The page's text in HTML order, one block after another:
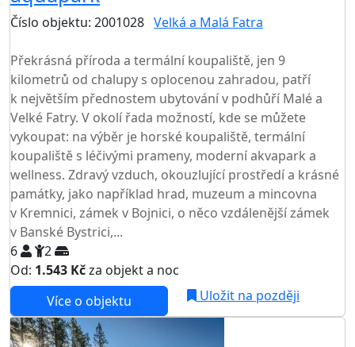
Číslo objektu: 2001028 Velká a Malá Fatra
Překrásná příroda a termální koupaliště, jen 9
kilometrů od chalupy s oplocenou zahradou, patří
k největším přednostem ubytování v podhůří Malé a
Velké Fatry. V okolí řada možností, kde se můžete
vykoupat: na výběr je horské koupaliště, termální
koupaliště s léčivými prameny, moderní akvapark a
wellness. Zdravý vzduch, okouzlující prostředí a krásné
památky, jako například hrad, muzeum a mincovna
v Kremnici, zámek v Bojnici, o něco vzdálenější zámek
v Banské Bystrici,...
6
2
Od: 1.543 Kčza objekt a noc
Více o objektu Uložit na později